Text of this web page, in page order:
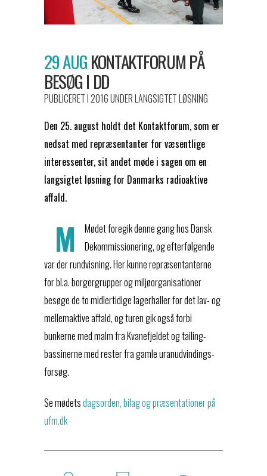
29 AUGKONTAKTFORUM PÅ
BESØG I DD
PUBLICERET I 2016UNDERLANGSIGTET LØSNING
Den 25. august holdt det Kontaktforum, som er
nedsat med repræsentanter for væsentlige
interessenter, sit andet møde i sagen om en
langsigtet løsning for Danmarks radioaktive
affald.
M
Mødet foregik denne gang hos Dansk
Dekommissionering, og efterfølgende
var der rundvisning. Her kunne repræsentanterne
for bl.a. borgergrupper og miljøorganisationer
besøge de to midlertidige lagerhaller for det lav- og
mellemaktive affald, og turen gik også forbi
bunkerne med malm fra Kvanefjeldet og tailing-
bassinerne med rester fra gamle uranudvindings-
forsøg.
Se mødetsdagsorden, bilag og præsentationer på
ufm.dk